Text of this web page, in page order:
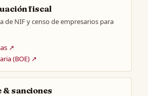
fiscal
de NIF y censo de empresarios para
↗
(BOE) ↗
& sanciones